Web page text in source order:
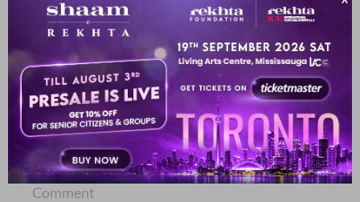
SHOW MORE SUGGESTIONS
COMMENT
SHARE YOUR VIEWS
Comment